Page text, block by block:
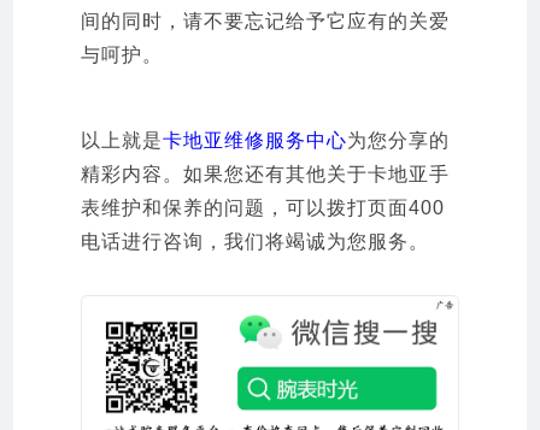
间的同时，请不要忘记给予它应有的关爱
与呵护。
以上就是卡地亚维修服务中心为您分享的
精彩内容。如果您还有其他关于卡地亚手
表维护和保养的问题，可以拨打页面400
电话进行咨询，我们将竭诚为您服务。